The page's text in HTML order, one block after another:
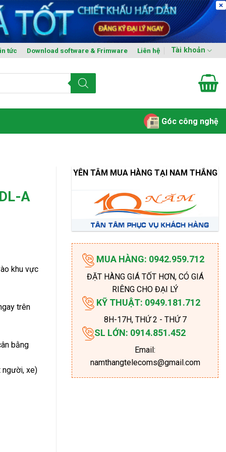
tức Download software & Frimware Liên hệ Tài khoản
Góc công nghệ
A
khu vực
trên
bằng
người, xe)
YÊN TÂM MUA HÀNG TẠI NAM THẮNG
MUA HÀNG: 0942.959.712
ĐẶT HÀNG GIÁ TỐT HƠN, CÓ GIÁ
RIÊNG CHO ĐẠI LÝ
KỸ THUẬT: 0949.181.712
8H-17H, THỨ 2 - THỨ 7
SL LỚN: 0914.851.452
Email:
namthangtelecoms@gmail.com